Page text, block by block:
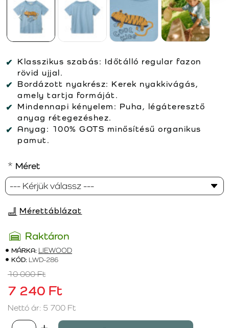
Klasszikus szabás: Időtálló regular fazon
rövid ujjal.
Bordázott nyakrész: Kerek nyakkivágás,
amely tartja formáját.
Mindennapi kényelem: Puha, légáteresztő
anyag rétegezéshez.
Anyag: 100% GOTS minősítésű organikus
pamut.
Raktáron
MÁRKA: LIEWOOD
KÓD: LWD-286
7 240 Ft
10 000 Ft
Nettó ár: 5 700 Ft
Méret
Mérettáblázat